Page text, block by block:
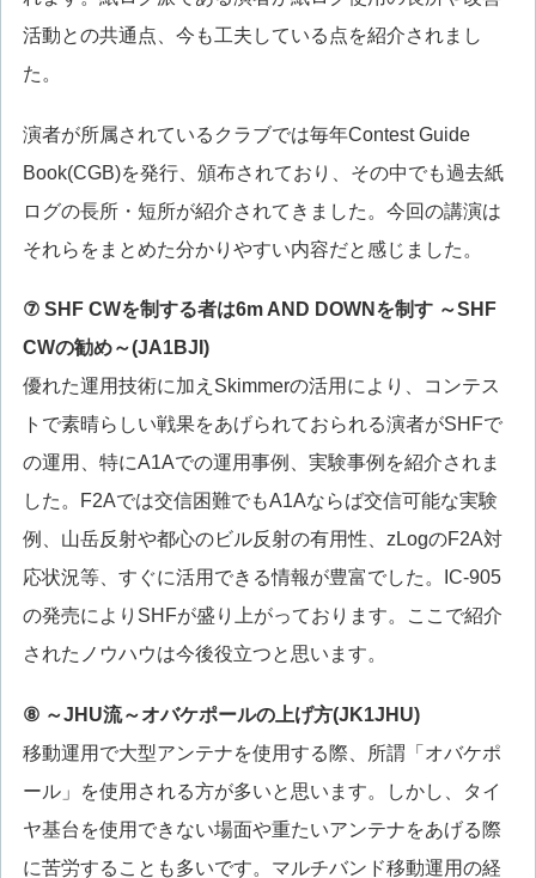
活動との共通点、今も工夫している点を紹介されまし
た。
演者が所属されているクラブでは毎年Contest Guide
Book(CGB)を発行、頒布されており、その中でも過去紙
ログの長所・短所が紹介されてきました。今回の講演は
それらをまとめた分かりやすい内容だと感じました。
⑦ SHF CWを制する者は6m AND DOWNを制す ～SHF
CWの勧め～(JA1BJI)
優れた運用技術に加えSkimmerの活用により、コンテス
トで素晴らしい戦果をあげられておられる演者がSHFで
の運用、特にA1Aでの運用事例、実験事例を紹介されま
した。F2Aでは交信困難でもA1Aならば交信可能な実験
例、山岳反射や都心のビル反射の有用性、zLogのF2A対
応状況等、すぐに活用できる情報が豊富でした。IC-905
の発売によりSHFが盛り上がっております。ここで紹介
されたノウハウは今後役立つと思います。
⑧ ～JHU流～オバケポールの上げ方(JK1JHU)
移動運用で大型アンテナを使用する際、所謂「オバケポ
ール」を使用される方が多いと思います。しかし、タイ
ヤ基台を使用できない場面や重たいアンテナをあげる際
に苦労することも多いです。マルチバンド移動運用の経